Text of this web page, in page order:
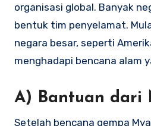
organisasi global. Banyak
bentuk tim penyelamat.
negara besar, seperti
menghadapi bencana alam
A) Bantuan dari
Setelah bencana gempa